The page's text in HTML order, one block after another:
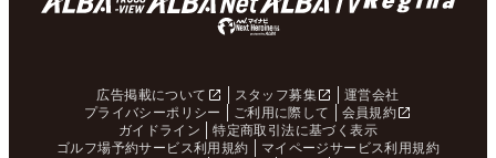
広告掲載について スタッフ募集
運営会社
プライバシーポリシー
ご利用に際して
会員規約
ガイドライン
特定商取引法に基づく表示
ゴルフ場予約サービス利用規約
マイページサービス利用規約